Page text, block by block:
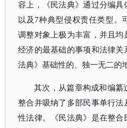
容上，《民法典》通过分编具
以及7种典型侵权责任类型。
调整对象上极为丰富，并且均
经济的最基础的事项和法律关
法典》基础性的、独一无二的
其次，从篇章构成和编纂
整合并吸纳了多部民事单行法
性法律。《民法典》是在整合